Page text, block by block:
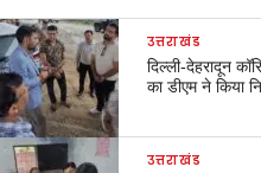
उत्तराखंड
दिल्ली-देहरादून
का डीएम ने किया
उत्तराखंड